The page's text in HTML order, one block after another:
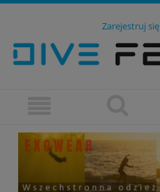
Zarejestruj się